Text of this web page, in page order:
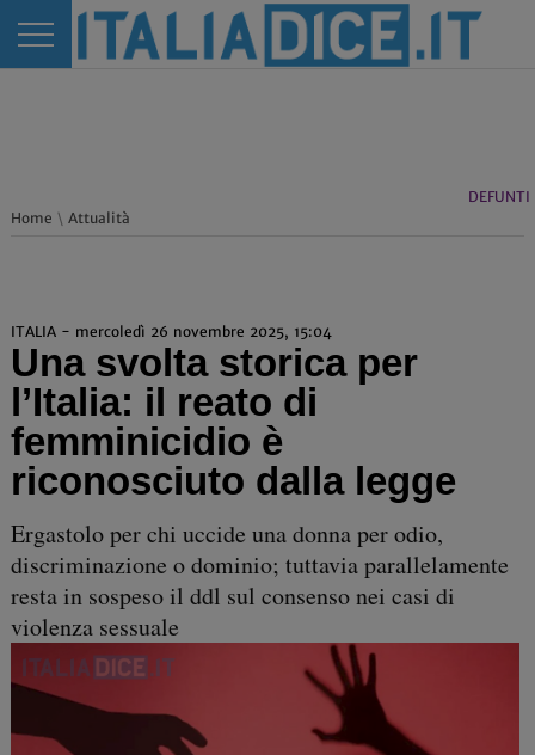
DEFUNTI
Home \ Attualità
ITALIA - mercoledì 26 novembre 2025, 15:04
Una svolta storica per
l’Italia: il reato di
femminicidio è
riconosciuto dalla legge
Ergastolo per chi uccide una donna per odio,
discriminazione o dominio; tuttavia parallelamente
resta in sospeso il ddl sul consenso nei casi di
violenza sessuale